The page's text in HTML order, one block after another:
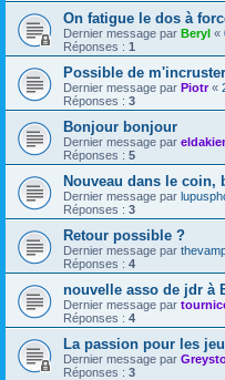
On fatigue le dos à
Dernier message par Beryl «
Réponses : 1
Possible de
Dernier message par Piotr«
Réponses : 3
Bonjour bonjour
Dernier message par
Réponses : 5
Nouveau dans le
Dernier message par
Réponses : 3
Retour possible ?
Dernier message par
Réponses : 4
nouvelle asso de jdr à
Dernier message par
Réponses : 4
La passion pour les
Dernier message par
Réponses : 3